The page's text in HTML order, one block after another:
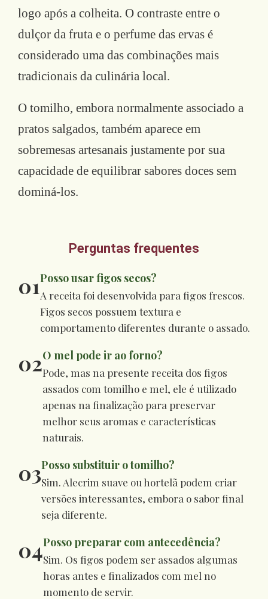
logo após a colheita. O contraste entre o
dulçor da fruta e o perfume das ervas é
considerado uma das combinações mais
tradicionais da culinária local.
O tomilho, embora normalmente associado a
pratos salgados, também aparece em
sobremesas artesanais justamente por sua
capacidade de equilibrar sabores doces sem
dominá-los.
Perguntas frequentes
01Posso usar figos secos?
A receita foi desenvolvida para figos frescos.
Figos secos possuem textura e
comportamento diferentes durante o assado.
02O mel pode ir ao forno?
Pode, mas na presente receita dos figos
assados com tomilho e mel, ele é utilizado
apenas na finalização para preservar
melhor seus aromas e características
naturais.
03Posso substituir o tomilho?
Sim. Alecrim suave ou hortelã podem criar
versões interessantes, embora o sabor final
seja diferente.
04Posso preparar com antecedência?
Sim. Os figos podem ser assados algumas
horas antes e finalizados com mel no
momento de servir.